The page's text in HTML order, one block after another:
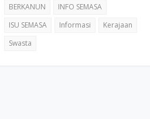
BERKANUN
INFO SEMASA
ISU SEMASA
Informasi
Kerajaan
Swasta